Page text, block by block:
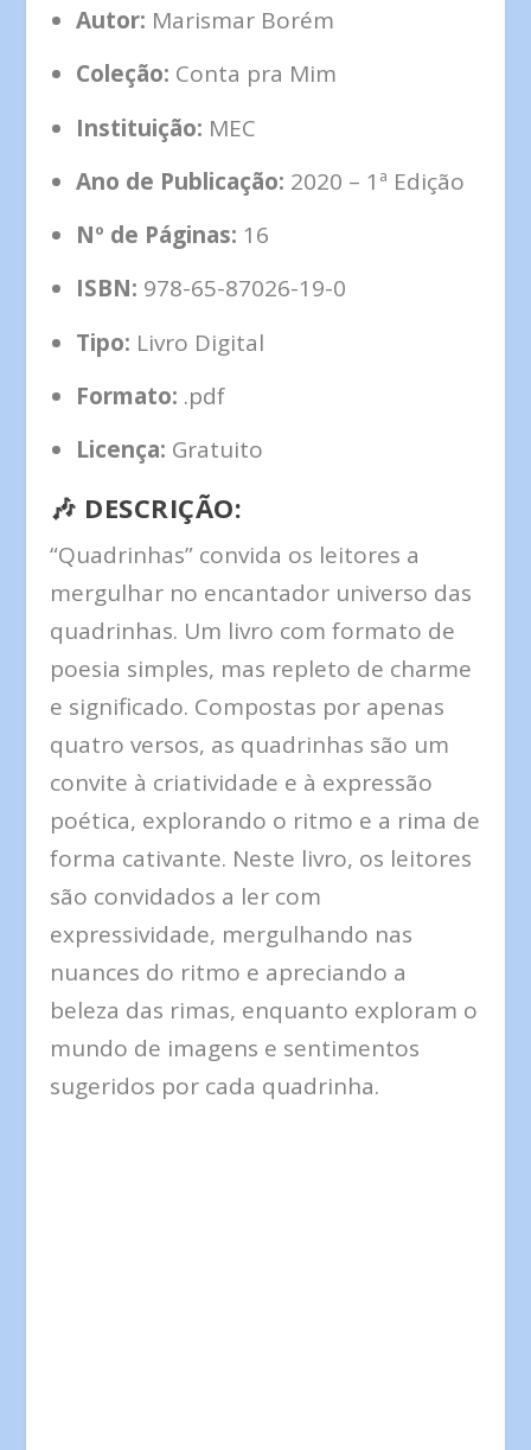
Autor: Marismar Borém
Coleção: Conta pra Mim
Instituição: MEC
Ano de Publicação: 2020 – 1ª Edição
Nº de Páginas: 16
ISBN: 978-65-87026-19-0
Tipo: Livro Digital
Formato: .pdf
Licença: Gratuito
🎶 DESCRIÇÃO:
“Quadrinhas” convida os leitores a
mergulhar no encantador universo das
quadrinhas. Um livro com formato de
poesia simples, mas repleto de charme
e significado. Compostas por apenas
quatro versos, as quadrinhas são um
convite à criatividade e à expressão
poética, explorando o ritmo e a rima de
forma cativante. Neste livro, os leitores
são convidados a ler com
expressividade, mergulhando nas
nuances do ritmo e apreciando a
beleza das rimas, enquanto exploram o
mundo de imagens e sentimentos
sugeridos por cada quadrinha.